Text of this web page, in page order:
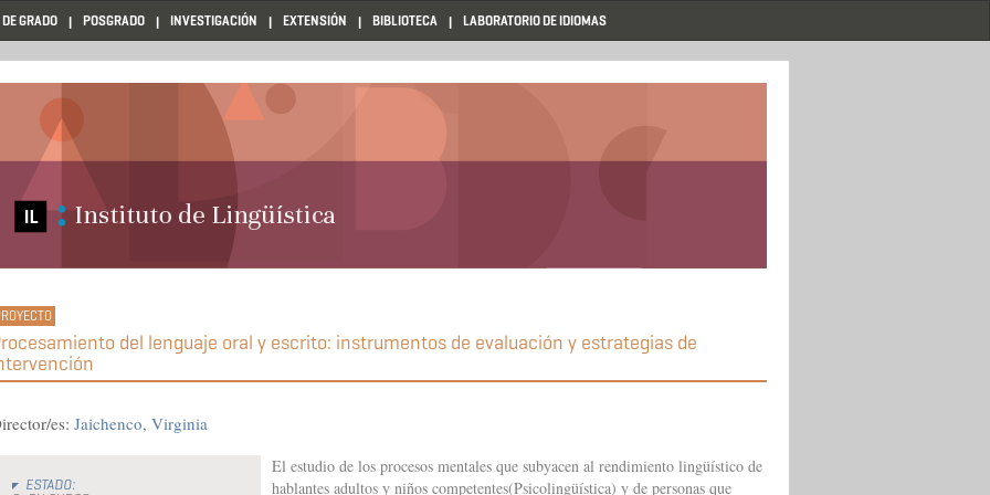
GRADO POSGRADO INVESTIGACIÓN EXTENSIÓN BIBLIOTECA LABORATORIO DE IDIOMAS
del lenguaje oral y escrito: instrumentos de evaluación y estrategias de
es: Jaichenco, Virginia
El estudio de los procesos mentales que subyacen al rendimiento lingüístico de
hablantes adultos y niños competentes(Psicolingüística) y de personas que
ESTADO: